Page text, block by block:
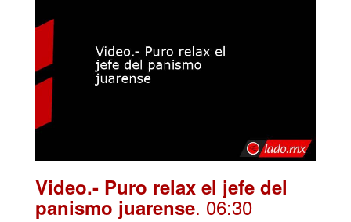
Video.- Puro relax el jefe del
panismo juarense. 06:30